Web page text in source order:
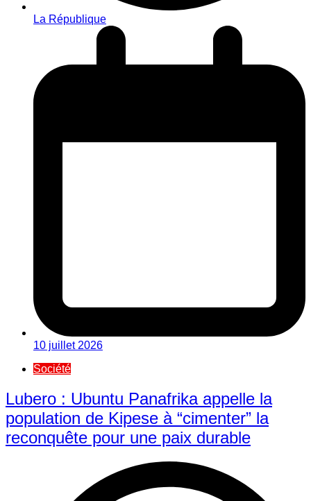
La République
10 juillet 2026
Société
Lubero : Ubuntu Panafrika appelle la
population de Kipese à “cimenter” la
reconquête pour une paix durable